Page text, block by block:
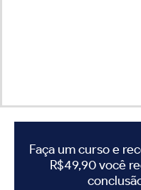
Faça um curso e
R$49,90 você